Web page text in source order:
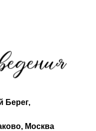
Берег,
Москва